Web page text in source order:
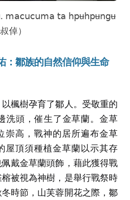
𝗆𝖺𝖼𝗎𝖼𝗎𝗆𝖺 𝗍𝖺 𝗁𝗉ʉ𝗁𝗉ʉ𝗇𝗀ʉ
倬）
：鄒族的自然信仰與生命
楓樹孕育了鄒人。受敬重的
洗頭，催生了金草蘭。金草
崇高，戰神的居所遍布金草
屋頂須種植金草蘭以示其存
戴金草蘭頭飾，藉此獲得戰
被視為神樹，是舉行戰祭時
時節，山芙蓉開花之際，鄒